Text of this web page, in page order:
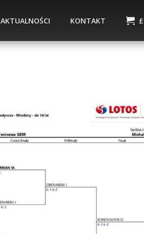
AKTUALNOŚCI KONTAKT £